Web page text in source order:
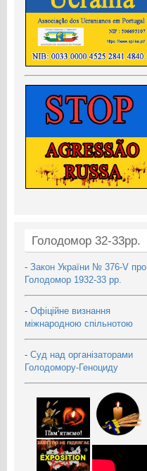
Голодомор 32-33рр.
- Закон України № 376-V про
Голодомор 1932-33 рр.
- Офіційне визнання
міжнародною спільнотою
- Суд над організаторами
Голодомору-Геноциду